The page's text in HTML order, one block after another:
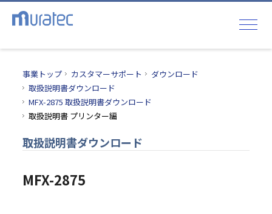
事業トップ カスタマーサポート
ダウンロード
取扱説明書ダウンロード
MFX-2875 取扱説明書ダウンロード
取扱説明書 プリンター編
取扱説明書ダウンロード
MFX-2875